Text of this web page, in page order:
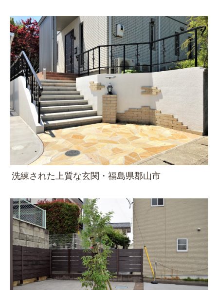
洗練された上質な玄関・福島県郡山市